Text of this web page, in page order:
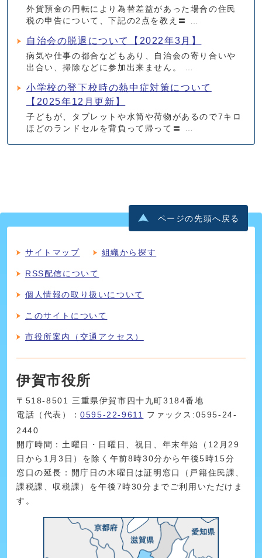
外貨預金の円転により為替差益があった場合の住民
税の申告について、下記の2点を教え〓 …
自治会の脱退について【2022年3月】
病気や仕事の都合などもあり、自治会の寄り合いや
出合い、掃除などに参加出来ません。 …
小学校の登下校時の熱中症対策について
【2025年12月更新】
子どもが、タブレットや水筒や荷物があるので7キロ
ほどのランドセルを背負って帰って〓 …
ページの先頭へ戻る
サイトマップ 組織から探す
RSS配信について
個人情報の取り扱いについて
このサイトについて
市役所案内（交通アクセス）
伊賀市役所
〒518-8501 三重県伊賀市四十九町3184番地
電話（代表）：0595-22-9611
ファックス:0595-24-
2440
開庁時間：土曜日・日曜日、祝日、年末年始（12月29
日から1月3日）を除く午前8時30分から午後5時15分
窓口の延長：開庁日の木曜日は証明窓口（戸籍住民課、
課税課、収税課）を午後7時30分までご利用いただけま
す。